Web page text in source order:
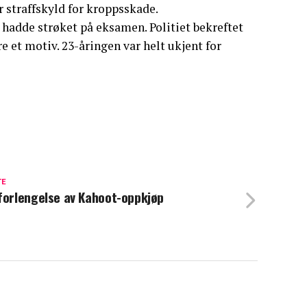
straffskyld for kroppsskade.
strøket på eksamen. Politiet bekreftet
et motiv. 23-åringen var helt ukjent for
av Kahoot-oppkjøp